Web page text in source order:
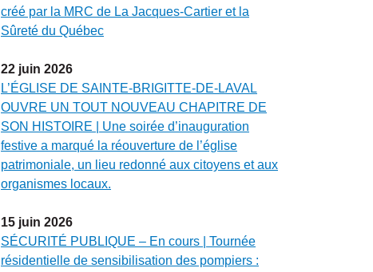
créé par la MRC de La Jacques-Cartier et la
Sûreté du Québec
22 juin 2026
L’ÉGLISE DE SAINTE-BRIGITTE-DE-LAVAL
OUVRE UN TOUT NOUVEAU CHAPITRE DE
SON HISTOIRE | Une soirée d’inauguration
festive a marqué la réouverture de l’église
patrimoniale, un lieu redonné aux citoyens et aux
organismes locaux.
15 juin 2026
SÉCURITÉ PUBLIQUE – En cours | Tournée
résidentielle de sensibilisation des pompiers :